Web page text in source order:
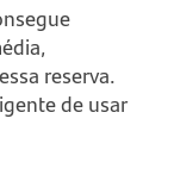
reserva.
de usar